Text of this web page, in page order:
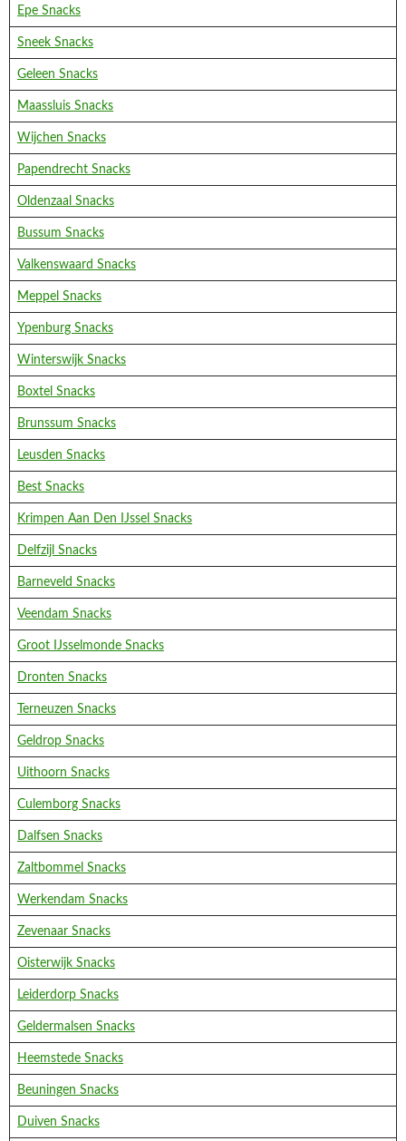
Epe Snacks
Sneek Snacks
Geleen Snacks
Maassluis Snacks
Wijchen Snacks
Papendrecht Snacks
Oldenzaal Snacks
Bussum Snacks
Valkenswaard Snacks
Meppel Snacks
Ypenburg Snacks
Winterswijk Snacks
Boxtel Snacks
Brunssum Snacks
Leusden Snacks
Best Snacks
Krimpen Aan Den IJssel Snacks
Delfzijl Snacks
Barneveld Snacks
Veendam Snacks
Groot IJsselmonde Snacks
Dronten Snacks
Terneuzen Snacks
Geldrop Snacks
Uithoorn Snacks
Culemborg Snacks
Dalfsen Snacks
Zaltbommel Snacks
Werkendam Snacks
Zevenaar Snacks
Oisterwijk Snacks
Leiderdorp Snacks
Geldermalsen Snacks
Heemstede Snacks
Beuningen Snacks
Duiven Snacks